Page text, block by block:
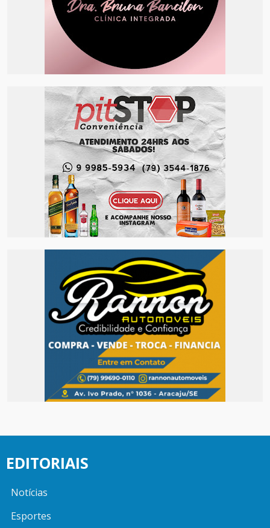
EDITORIAIS
Notícias
Esportes